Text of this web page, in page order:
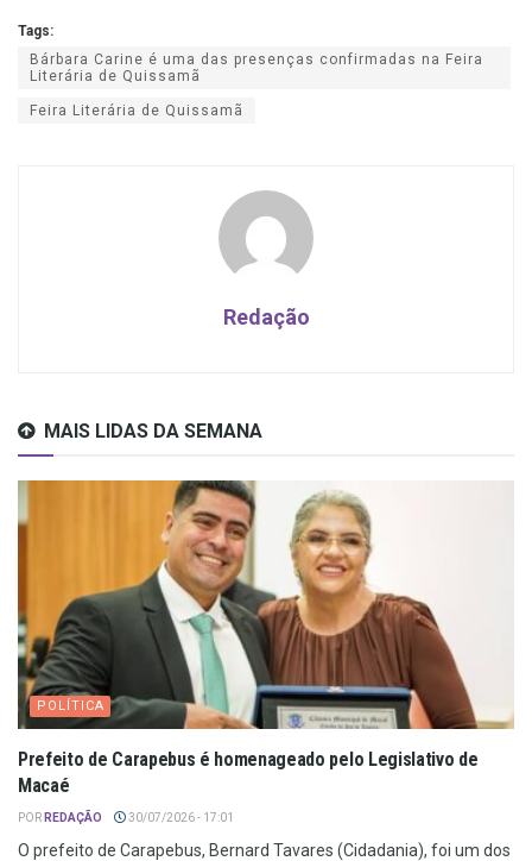
Tags:
Bárbara Carine é uma das presenças confirmadas na Feira
Literária de Quissamã
Feira Literária de Quissamã
Redação
MAIS LIDAS DA SEMANA
POLÍTICA
Prefeito de Carapebus é homenageado pelo Legislativo de
Macaé
POR REDAÇÃO 30/07/2026 - 17:01
O prefeito de Carapebus, Bernard Tavares (Cidadania), foi um dos